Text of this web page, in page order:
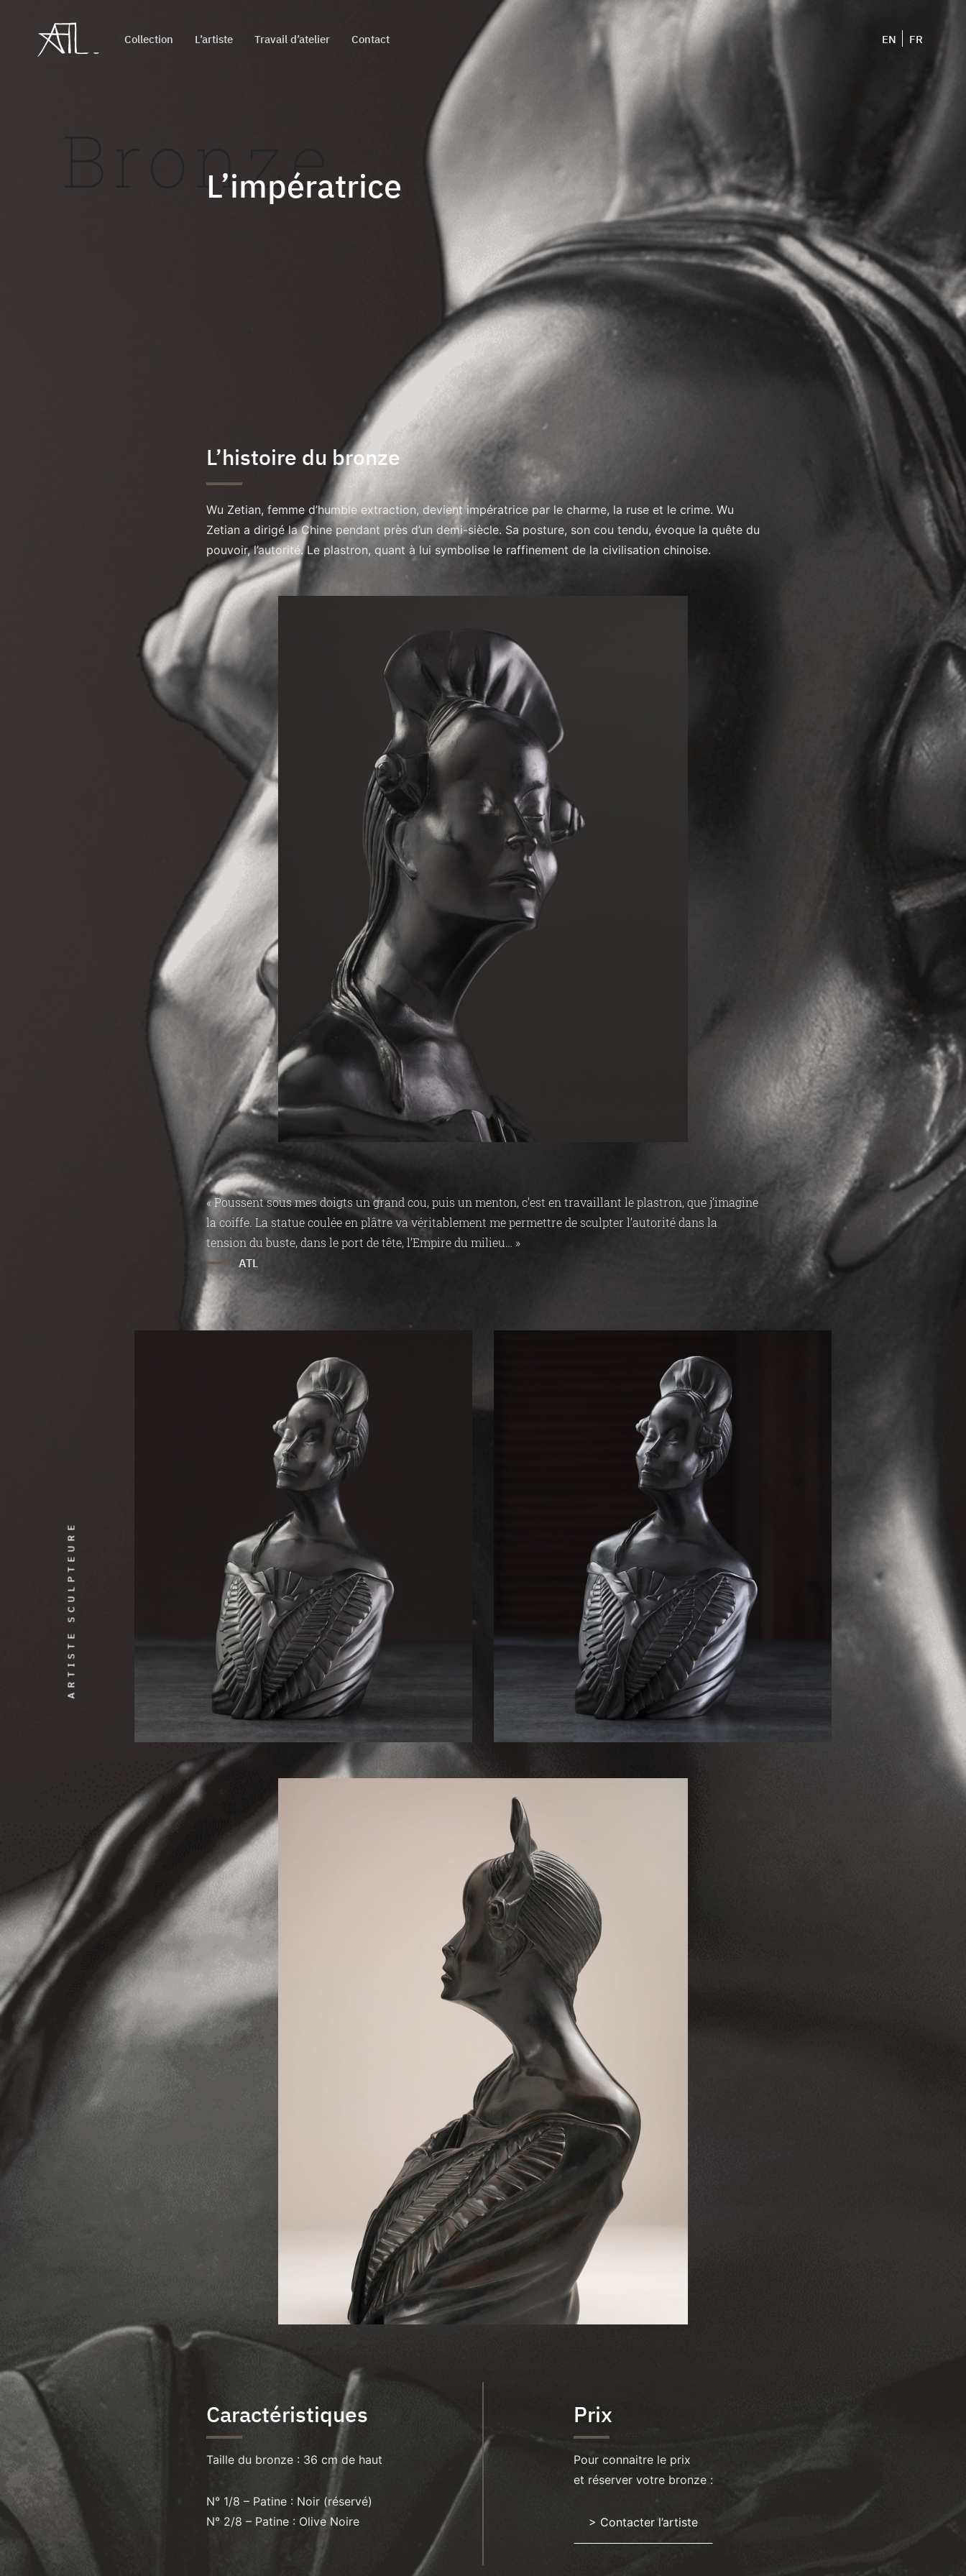
ARTISTE SCULPTEURE
EN FR
Collection L’artiste Travail d’atelier Contact
Bronze
L’impératrice
L’histoire du bronze
Wu Zetian, femme d’humble extraction, devient impératrice par le charme, la ruse et le crime. Wu
Zetian a dirigé la Chine pendant près d’un demi-siècle. Sa posture, son cou tendu, évoque la quête du
pouvoir, l’autorité. Le plastron, quant à lui symbolise le raffinement de la civilisation chinoise.
« Poussent sous mes doigts un grand cou, puis un menton, c’est en travaillant le plastron, que j’imagine
la coiffe. La statue coulée en plâtre va véritablement me permettre de sculpter l’autorité dans la
tension du buste, dans le port de tête, l’Empire du milieu… »
ATL
Caractéristiques
Taille du bronze : 36 cm de haut
N° 1/8 – Patine : Noir (réservé)
N° 2/8 – Patine : Olive Noire
Prix
Pour connaitre le prix
et réserver votre bronze :
> Contacter l’artiste